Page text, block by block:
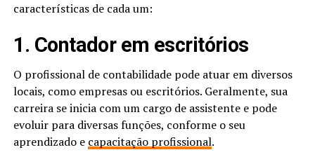
características de cada um:
1. Contador em escritórios
O profissional de contabilidade pode atuar em diversos
locais, como empresas ou escritórios. Geralmente, sua
carreira se inicia com um cargo de assistente e pode
evoluir para diversas funções, conforme o seu
aprendizado e capacitação profissional.